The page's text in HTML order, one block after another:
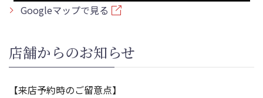
Googleマップで見る
店舗からのお知らせ
【来店予約時のご留意点】